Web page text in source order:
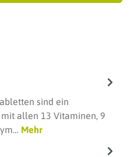
sind ein
allen 13 Vitaminen, 9
Mehr